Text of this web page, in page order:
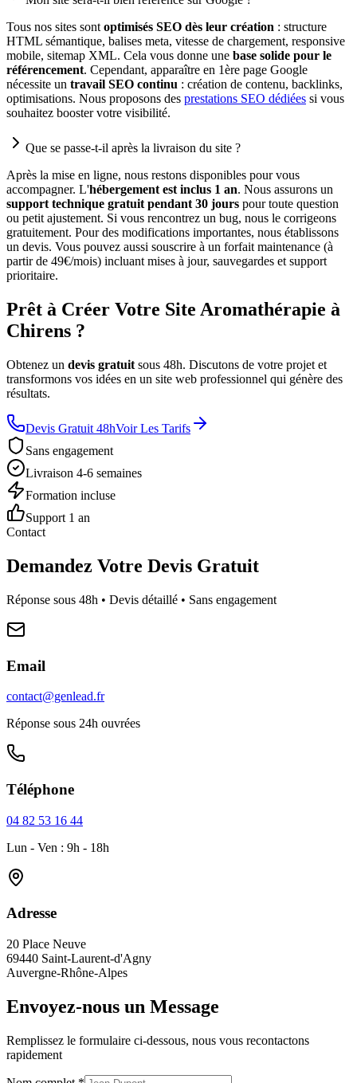
Tous nos sites sont optimisés SEO dès leur création : structure
HTML sémantique, balises meta, vitesse de chargement, responsive
mobile, sitemap XML. Cela vous donne une base solide pour le
référencement. Cependant, apparaître en 1ère page Google
nécessite un travail SEO continu : création de contenu, backlinks,
optimisations. Nous proposons des prestations SEO dédiées si vous
souhaitez booster votre visibilité.
Que se passe-t-il après la livraison du site ?
Après la mise en ligne, nous restons disponibles pour vous
accompagner. L'hébergement est inclus 1 an. Nous assurons un
support technique gratuit pendant 30 jours pour toute question
ou petit ajustement. Si vous rencontrez un bug, nous le corrigeons
gratuitement. Pour des modifications importantes, nous établissons
un devis. Vous pouvez aussi souscrire à un forfait maintenance (à
partir de 49€/mois) incluant mises à jour, sauvegardes et support
prioritaire.
Prêt à Créer Votre Site Aromathérapie à
Chirens ?
Obtenez un devis gratuit sous 48h. Discutons de votre projet et
transformons vos idées en un site web professionnel qui génère des
résultats.
Devis Gratuit 48hVoir Les Tarifs
Sans engagement
Livraison 4-6 semaines
Formation incluse
Support 1 an
Contact
Demandez Votre Devis Gratuit
Réponse sous 48h • Devis détaillé • Sans engagement
Email
contact@genlead.fr
Réponse sous 24h ouvrées
Téléphone
04 82 53 16 44
Lun - Ven : 9h - 18h
Adresse
20 Place Neuve
69440 Saint-Laurent-d'Agny
Auvergne-Rhône-Alpes
Envoyez-nous un Message
Remplissez le formulaire ci-dessous, nous vous recontactons
rapidement